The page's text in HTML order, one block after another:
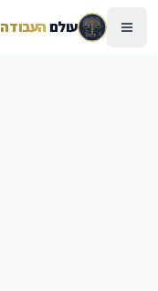
עולםהעבודה